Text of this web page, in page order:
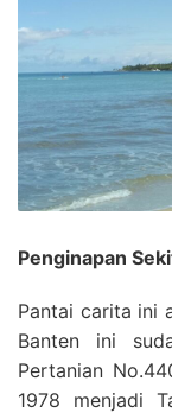
Penginapan
Pantai carita ini
Banten ini
Pertanian
1978 menjadi